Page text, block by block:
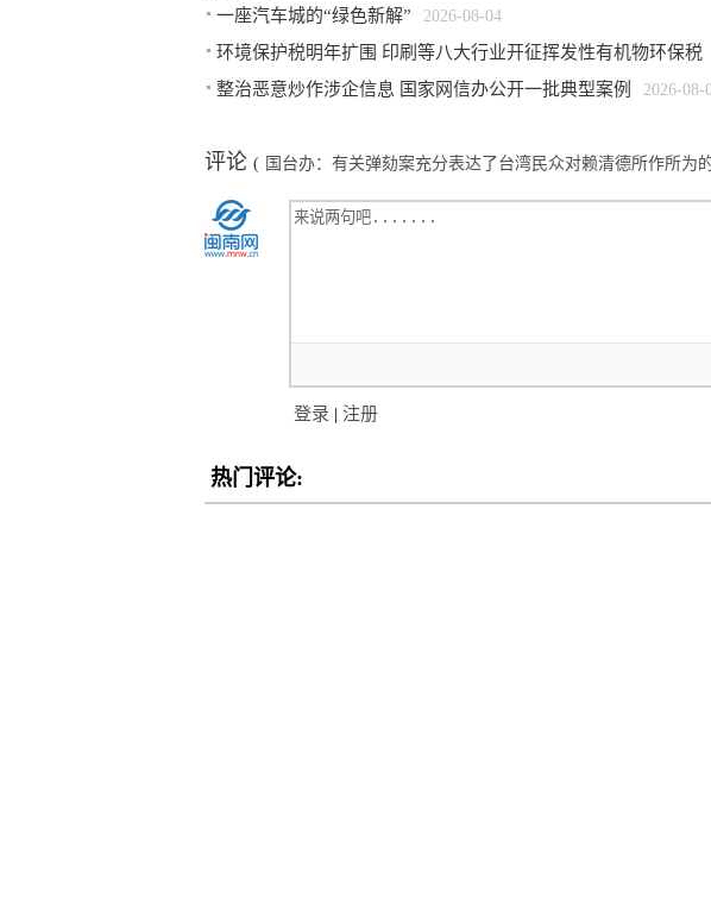
一座汽车城的“绿色新解” 2026-08-04
环境保护税明年扩围 印刷等八大行业开征挥发性有机物环保税
整治恶意炒作涉企信息 国家网信办公开一批典型案例 2026-08-
评论 ( 国台办：有关弹劾案充分表达了台湾民众对赖清德所作所为
登录 | 注册
热门评论: